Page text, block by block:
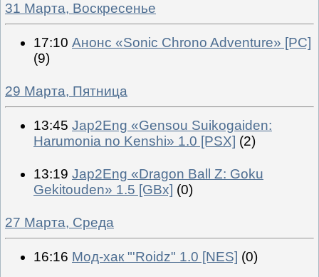
31 Марта, Воскресенье
17:10 Анонс «Sonic Chrono Adventure» [PC]
(9)
29 Марта, Пятница
13:45 Jap2Eng «Gensou Suikogaiden:
Harumonia no Kenshi» 1.0 [PSX] (2)
13:19 Jap2Eng «Dragon Ball Z: Goku
Gekitouden» 1.5 [GBx] (0)
27 Марта, Среда
16:16 Мод-хак "'Roidz" 1.0 [NES] (0)